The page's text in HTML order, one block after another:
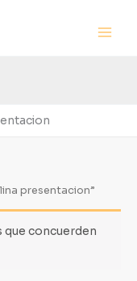
presentacion”
concuerden